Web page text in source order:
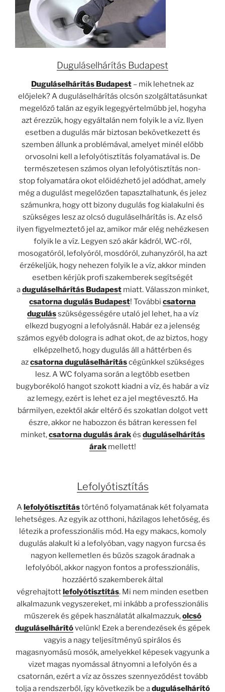
Duguláselhárítás Budapest
Duguláselhárítás Budapest – mik lehetnek az
előjelek? A duguláselhárítás olcsón szolgáltatásunkat
megelőző talán az egyik legegyértelműbb jel, hogyha
azt érezzük, hogy egyáltalán nem folyik le a víz. Ilyen
esetben a dugulás már biztosan bekövetkezett és
szemben állunk a problémával, amelyet minél előbb
orvosolni kell a lefolyótisztítás folyamatával is. De
természetesen számos olyan lefolyótisztítás non-
stop folyamatára okot előidézhető jel adódhat, amely
még a dugulást megelőzően tapasztalhatunk, és jelez
számunkra, hogy ott bizony dugulás fog kialakulni és
szükséges lesz az olcsó duguláselhárítás is. Az első
ilyen figyelmeztető jel az, amikor már elég nehézkesen
folyik le a víz. Legyen szó akár kádról, WC-ről,
mosogatóról, lefolyóról, mosdóról, zuhanyzóról, ha azt
érzékeljük, hogy nehezen folyik le a víz, akkor minden
esetben kérjük profi szakemberek segítségét
aduguláselhárítás Budapestmiatt. Válasszon minket,
csatorna dugulás Budapest! További csatorna
dugulásszükségességére utaló jel lehet, ha a víz
elkezd bugyogni a lefolyásnál. Habár ez a jelenség
számos egyéb dologra is adhat okot, de az biztos, hogy
elképzelhető, hogy dugulás áll a háttérben és
azcsatorna duguláselhárításcégünkkel szükséges
lesz. A WC folyama során a legtöbb esetben
bugyborékoló hangot szokott kiadni a víz, és habár a víz
az lemegy, ezért is lehet ez a jel megtévesztő. Ha
bármilyen, ezektől akár eltérő és szokatlan dolgot vett
észre, akkor ne habozzon és bátran keressen fel
minket,csatorna dugulás árakés duguláselhárítás
árak mellett!
Lefolyótisztítás
Alefolyótisztítástörténő folyamatának két folyamata
lehetséges. Az egyik az otthoni, házilagos lehetőség, és
létezik a professzionális mód. Ha egy makacs, komoly
dugulás alakult ki a lefolyóban, vagy nagyon furcsa és
nagyon kellemetlen és bűzös szagok áradnak a
lefolyóból, akkor nagyon fontos a professzionális,
hozzáértő szakemberek által
végrehajtottlefolyótisztítás. Mi nem minden esetben
alkalmazunk vegyszereket, mi inkább a professzionális
műszerek és gépek használatát alkalmazzuk,olcsó
duguláselhárítóvelünk! Ezek a berendezések és gépek
vagyis a nagy teljesítményű spirálos és
magasnyomású mosók, amelyekkel képesek vagyunk a
vizet magas nyomással átnyomni a lefolyón és a
csatornán, ezért a víz az összes szennyeződést tovább
tolja a rendszerből, így következik be aduguláselhárító